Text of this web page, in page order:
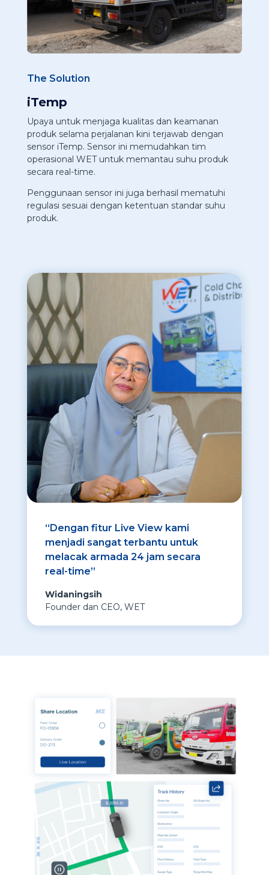
The Solution
iTemp
Upaya untuk menjaga kualitas dan keamanan
produk selama perjalanan kini terjawab dengan
sensor iTemp. Sensor ini memudahkan tim
operasional WET untuk memantau suhu produk
secara real-time.
Penggunaan sensor ini juga berhasil mematuhi
regulasi sesuai dengan ketentuan standar suhu
produk.
“Dengan fitur Live View kami
menjadi sangat terbantu untuk
melacak armada 24 jam secara
real-time”
Widaningsih
Founder dan CEO, WET